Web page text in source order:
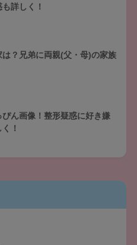
詳しく！
は？兄弟に両親(父・母)の家族
ん画像！整形疑惑に好き嫌
！